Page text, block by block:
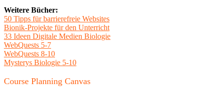
Weitere Bücher:
50 Tipps für barrierefreie Websites
Bionik-Projekte für den Unterricht
33 Ideen Digitale Medien Biologie
WebQuests 5-7
WebQuests 8-10
Mysterys Biologie 5-10
Course Planning Canvas